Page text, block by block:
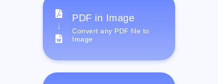
PDF in Image
Convert any PDF file to
Image